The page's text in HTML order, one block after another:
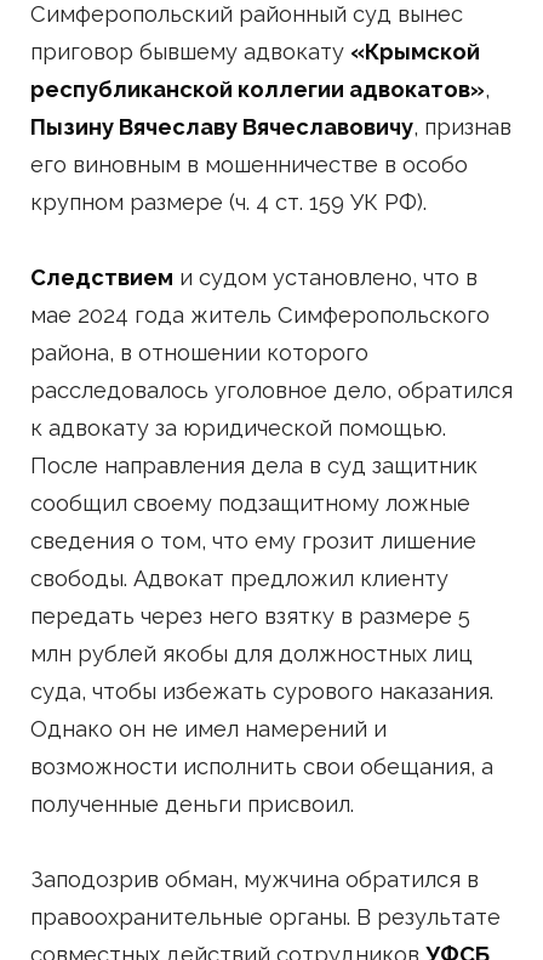
Симферопольский районный суд вынес
приговор бывшему адвокату «Крымской
республиканской коллегии адвокатов»,
Пызину Вячеславу Вячеславовичу, признав
его виновным в мошенничестве в особо
крупном размере (ч. 4 ст. 159 УК РФ).
Следствием и судом установлено, что в
мае 2024 года житель Симферопольского
района, в отношении которого
расследовалось уголовное дело, обратился
к адвокату за юридической помощью.
После направления дела в суд защитник
сообщил своему подзащитному ложные
сведения о том, что ему грозит лишение
свободы. Адвокат предложил клиенту
передать через него взятку в размере 5
млн рублей якобы для должностных лиц
суда, чтобы избежать сурового наказания.
Однако он не имел намерений и
возможности исполнить свои обещания, а
полученные деньги присвоил.
Заподозрив обман, мужчина обратился в
правоохранительные органы. В результате